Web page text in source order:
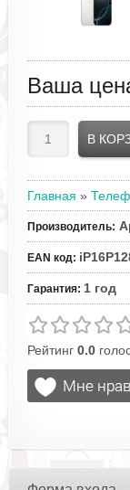
Ваша
Главная »
Производитель:
EAN код:
Гарантия: 1 год
Рейтинг 0.0